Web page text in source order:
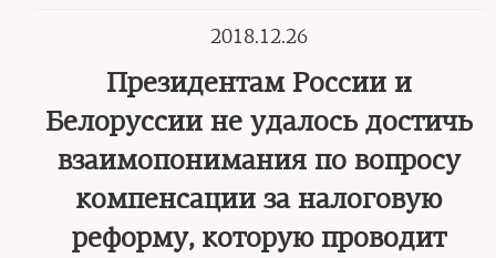
2018.12.26
Президентам России и
Белоруссии не удалось достичь
взаимопонимания по вопросу
компенсации за налоговую
реформу, которую проводит